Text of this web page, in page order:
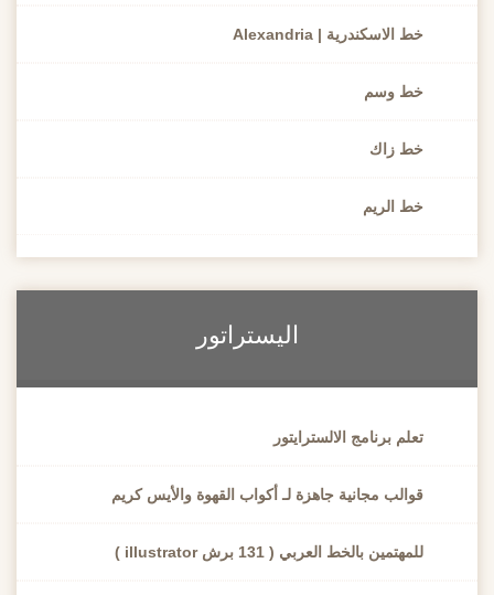
خط الاسكندرية | Alexandria
خط وسم
خط زاك
خط الريم
اليستراتور
تعلم برنامج الالسترايتور
قوالب مجانية جاهزة لـ أكواب القهوة والأيس كريم
للمهتمين بالخط العربي ( 131 برش illustrator )